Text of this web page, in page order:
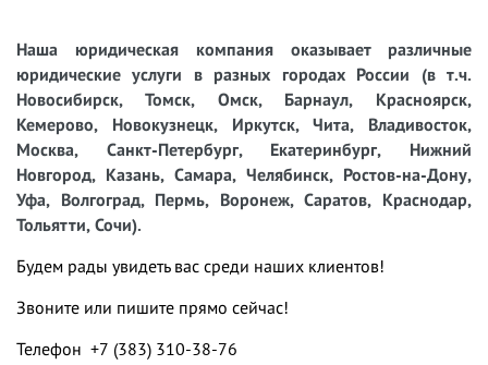
Наша юридическая компания оказывает различные
юридические услуги в разных городах России (в т.ч.
Новосибирск, Томск, Омск, Барнаул, Красноярск,
Кемерово, Новокузнецк, Иркутск, Чита, Владивосток,
Москва, Санкт-Петербург, Екатеринбург, Нижний
Новгород, Казань, Самара, Челябинск, Ростов-на-Дону,
Уфа, Волгоград, Пермь, Воронеж, Саратов, Краснодар,
Тольятти, Сочи).
Будем рады увидеть вас среди наших клиентов!
Звоните или пишите прямо сейчас!
Телефон +7 (383) 310-38-76